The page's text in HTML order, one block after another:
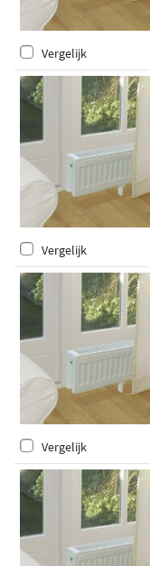
Vergelijk
Vergelijk
Vergelijk